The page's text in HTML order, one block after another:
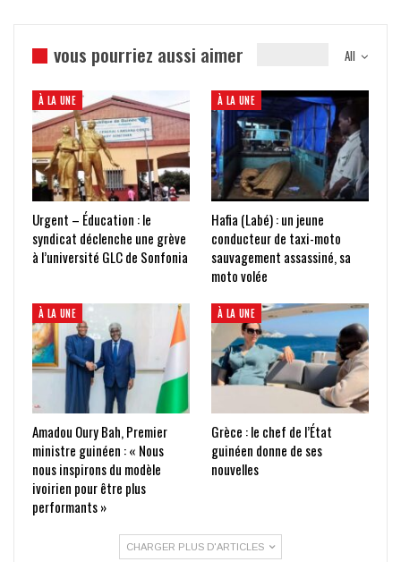
All
vous pourriez aussi aimer
À LA UNE
Urgent – Éducation : le
syndicat déclenche une grève
à l’université GLC de Sonfonia
À LA UNE
Hafia (Labé) : un jeune
conducteur de taxi-moto
sauvagement assassiné, sa
moto volée
À LA UNE
Amadou Oury Bah, Premier
ministre guinéen : « Nous
nous inspirons du modèle
ivoirien pour être plus
performants »
À LA UNE
Grèce : le chef de l’État
guinéen donne de ses
nouvelles
CHARGER PLUS D'ARTICLES